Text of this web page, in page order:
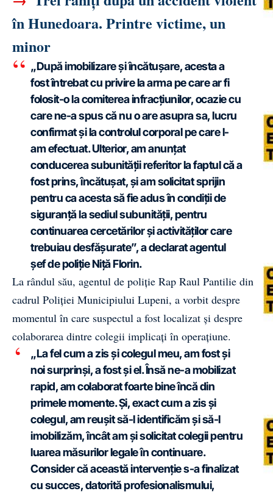
în Hunedoara. Printre victime, un
minor
„După imobilizare și încătușare, acesta a
fost întrebat cu privire la arma pe care ar fi
folosit-o la comiterea infracțiunilor, ocazie cu
care ne-a spus că nu o are asupra sa, lucru
confirmat și la controlul corporal pe care l-
am efectuat. Ulterior, am anunțat
conducerea subunității referitor la faptul că a
fost prins, încătușat, și am solicitat sprijin
pentru ca acesta să fie adus în condiții de
siguranță la sediul subunității, pentru
continuarea cercetărilor și activităților care
trebuiau desfășurate”, a declarat agentul
șef de poliție Niță Florin.
La rândul său, agentul de poliție Rap Raul Pantilie din
cadrul Poliției Municipiului Lupeni, a vorbit despre
momentul în care suspectul a fost localizat și despre
colaborarea dintre colegii implicați în operațiune.
„La fel cum a zis și colegul meu, am fost și
noi surprinși, a fost și el. Însă ne-a mobilizat
rapid, am colaborat foarte bine încă din
primele momente. Și, exact cum a zis și
colegul, am reușit să-l identificăm și să-l
imobilizăm, încât am și solicitat colegii pentru
luarea măsurilor legale în continuare.
Consider că această intervenție s-a finalizat
cu succes, datorită profesionalismului,